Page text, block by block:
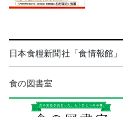
日本食糧新聞社「食情報館」
食の図書室